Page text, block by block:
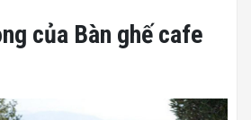
của Bàn ghế cafe